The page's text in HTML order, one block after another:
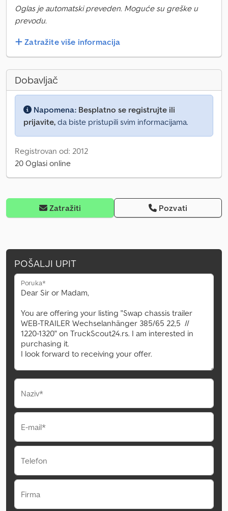
Oglas je automatski preveden. Moguće su greške u
prevodu.
Zatražite više informacija
Dobavljač
Napomena: Besplatno se registrujte ili
prijavite, da biste pristupili svim informacijama.
Registrovan od: 2012
20 Oglasi online
Zatražiti Pozvati
POŠALJI UPIT
Poruka*
Naziv*
E-mail*
Telefon
Firma